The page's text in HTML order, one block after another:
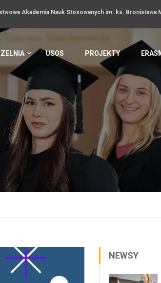
Akademia Nauk Stosowanych im. ks. Bronisława
USOS PROJEKTY
NEWSY